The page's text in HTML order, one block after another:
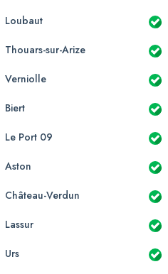
Loubaut
Thouars-sur-Arize
Verniolle
Biert
Le Port 09
Aston
Château-Verdun
Lassur
Urs